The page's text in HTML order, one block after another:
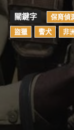
關鍵字 保育偵
盜獵
警犬 非